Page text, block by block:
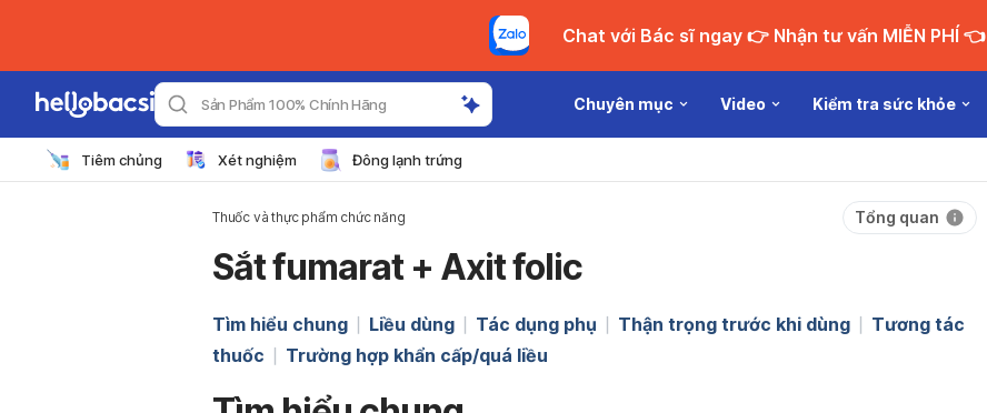
Chat với Bác sĩ ngay 👉 Nhận tư vấn MIỄN PHÍ 👈
Sản Phẩm 100% Chính Hãng Chuyên mục Video Kiểm tra sức khỏe
Tiêm chủng Xét nghiệm Đông lạnh trứng
Thuốc và thực phẩm chức năng Tổng quan
Sắt fumarat + Axit folic
Tìm hiểu chung Liều dùng Tác dụng phụ Thận trọng trước khi dùng
Tương tác
thuốc
Trường hợp khẩn cấp/quá liều